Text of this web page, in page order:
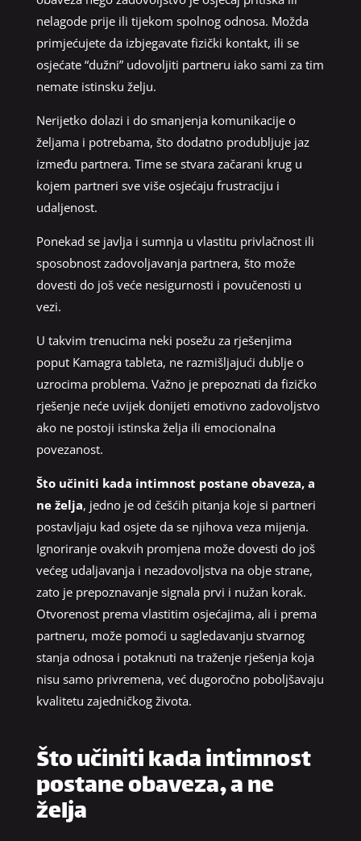
nelagode prije ili tijekom spolnog odnosa. Možda
primjećujete da izbjegavate fizički kontakt, ili se
osjećate “dužni” udovoljiti partneru iako sami za tim
nemate istinsku želju.
Nerijetko dolazi i do smanjenja komunikacije o
željama i potrebama, što dodatno produbljuje jaz
između partnera. Time se stvara začarani krug u
kojem partneri sve više osjećaju frustraciju i
udaljenost.
Ponekad se javlja i sumnja u vlastitu privlačnost ili
sposobnost zadovoljavanja partnera, što može
dovesti do još veće nesigurnosti i povučenosti u
vezi.
U takvim trenucima neki posežu za rješenjima
poput Kamagra tableta, ne razmišljajući dublje o
uzrocima problema. Važno je prepoznati da fizičko
rješenje neće uvijek donijeti emotivno zadovoljstvo
ako ne postoji istinska želja ili emocionalna
povezanost.
Što učiniti kada intimnost postane obaveza, a
ne želja, jedno je od češćih pitanja koje si partneri
postavljaju kad osjete da se njihova veza mijenja.
Ignoriranje ovakvih promjena može dovesti do još
većeg udaljavanja i nezadovoljstva na obje strane,
zato je prepoznavanje signala prvi i nužan korak.
Otvorenost prema vlastitim osjećajima, ali i prema
partneru, može pomoći u sagledavanju stvarnog
stanja odnosa i potaknuti na traženje rješenja koja
nisu samo privremena, već dugoročno poboljšavaju
kvalitetu zajedničkog života.
Što učiniti kada intimnost
postane obaveza, a ne
želja